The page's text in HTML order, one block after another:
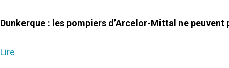
Dunkerque : les pompiers d’Arcelor-Mittal ne
Lire